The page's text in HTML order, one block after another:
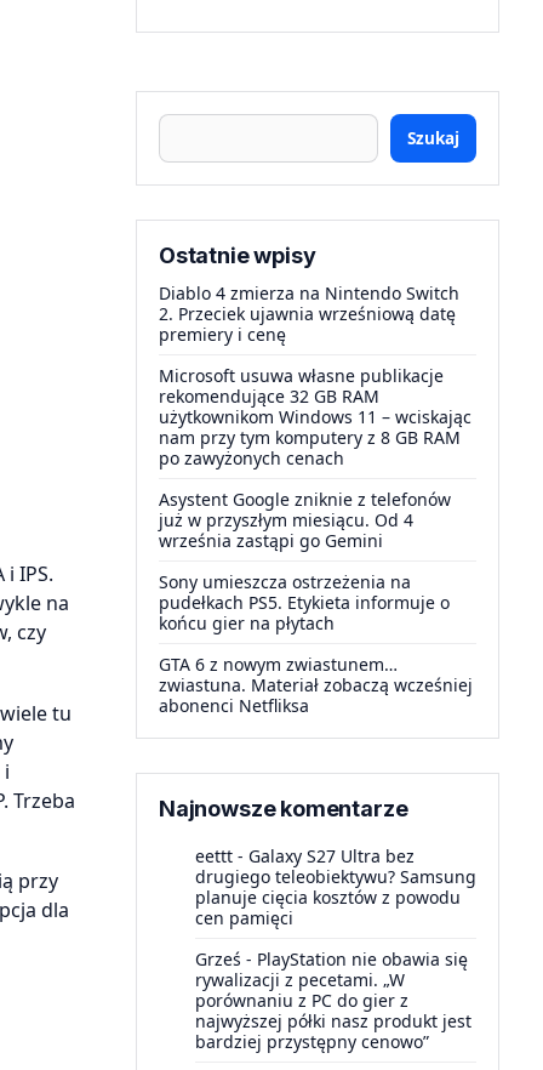
IPS.
na
czy
tu
i
Trzeba
przy
dla
Szukaj
Ostatnie wpisy
Diablo 4 zmierza na Nintendo Switch
2. Przeciek ujawnia wrześniową datę
premiery i cenę
Microsoft usuwa własne publikacje
rekomendujące 32 GB RAM
użytkownikom Windows 11 – wciskając
nam przy tym komputery z 8 GB RAM
po zawyżonych cenach
Asystent Google zniknie z telefonów
już w przyszłym miesiącu. Od 4
września zastąpi go Gemini
Sony umieszcza ostrzeżenia na
pudełkach PS5. Etykieta informuje o
końcu gier na płytach
GTA 6 z nowym zwiastunem…
zwiastuna. Materiał zobaczą wcześniej
abonenci Netfliksa
Najnowsze komentarze
eettt - Galaxy S27 Ultra bez
drugiego teleobiektywu? Samsung
planuje cięcia kosztów z powodu
cen pamięci
Grześ - PlayStation nie obawia się
rywalizacji z pecetami. „W
porównaniu z PC do gier z
najwyższej półki nasz produkt jest
bardziej przystępny cenowo”